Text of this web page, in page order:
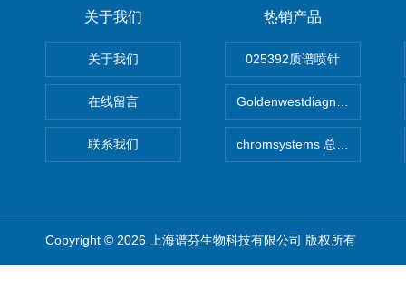
关于我们
关于我们
在线留言
联系我们
热销产品
025392质谱喷针
Goldenwestdiagnostics总代
chromsystems 总代理
Copyright © 2026 上海谱芬生物科技有限公司 版权所有